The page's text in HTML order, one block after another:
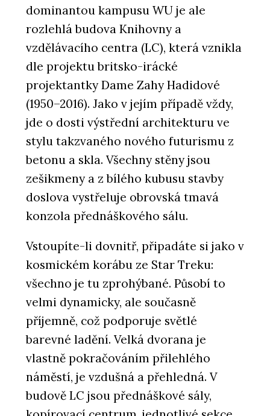
dominantou kampusu WU je ale
rozlehlá budova Knihovny a
vzdělávacího centra (LC), která vznikla
dle projektu britsko-irácké
projektantky Dame Zahy Hadidové
(1950–2016). Jako v jejím případě vždy,
jde o dosti výstřední architekturu ve
stylu takzvaného nového futurismu z
betonu a skla. Všechny stěny jsou
zešikmeny a z bílého kubusu stavby
doslova vystřeluje obrovská tmavá
konzola přednáškového sálu.
Vstoupíte-li dovnitř, připadáte si jako v
kosmickém korábu ze Star Treku:
všechno je tu zprohýbané. Působí to
velmi dynamicky, ale současně
příjemně, což podporuje světlé
barevné ladění. Velká dvorana je
vlastně pokračováním přilehlého
náměstí, je vzdušná a přehledná. V
budově LC jsou přednáškové sály,